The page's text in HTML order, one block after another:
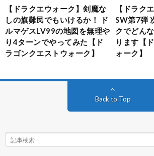
【ドラクエウォーク】剣魔な
しの旗難民でもいけるか！ ド
ルマゲスLV99の地図を無理や
り4ターンでやってみた【ド
ラゴンクエストウォーク】
【ドラク
SW第7弾
クでどん
ります【
ォーク】
Back to Top